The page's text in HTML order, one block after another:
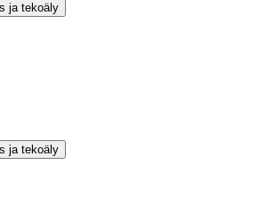
ja tekoäly
ja tekoäly